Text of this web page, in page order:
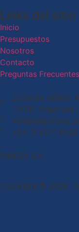
Links del sitio
Inicio
Presupuestos
Nosotros
Contacto
Preguntas Frecuentes
Local de ventas:
(1431), Argentina
+54 11 4571 9096
PIMESA S.A.
Copyright © 2026.